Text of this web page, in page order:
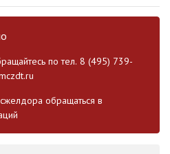
по тел. 8 (495) 739-
обращаться в